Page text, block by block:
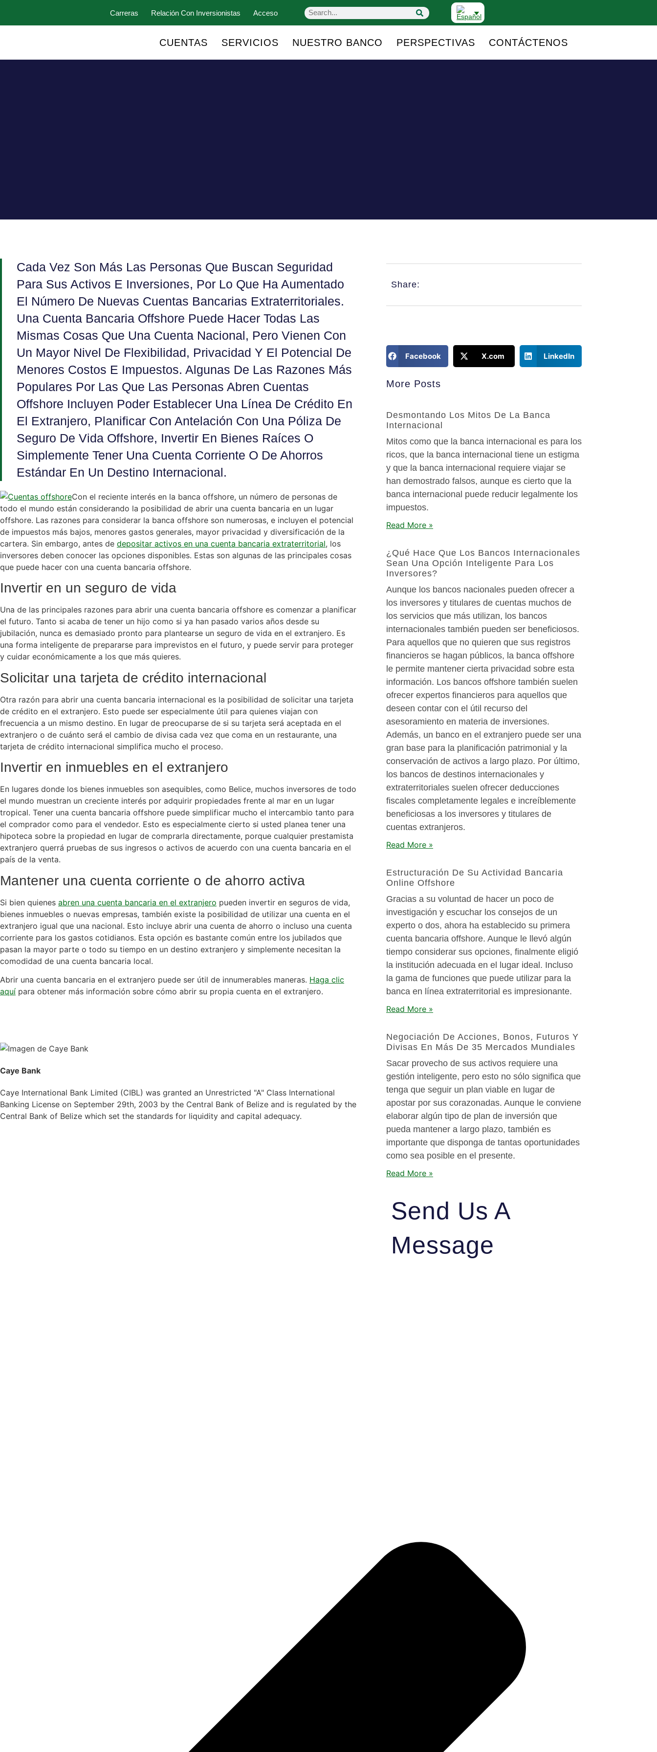
Carreras Relación Con Inversionistas Acceso
CUENTAS SERVICIOS NUESTRO BANCO PERSPECTIVAS CONTÁCTENOS
Cada Vez Son Más Las Personas Que Buscan Seguridad
Para Sus Activos E Inversiones, Por Lo Que Ha Aumentado
El Número De Nuevas Cuentas Bancarias Extraterritoriales.
Una Cuenta Bancaria Offshore Puede Hacer Todas Las
Mismas Cosas Que Una Cuenta Nacional, Pero Vienen Con
Un Mayor Nivel De Flexibilidad, Privacidad Y El Potencial De
Menores Costos E Impuestos. Algunas De Las Razones Más
Populares Por Las Que Las Personas Abren Cuentas
Offshore Incluyen Poder Establecer Una Línea De Crédito En
El Extranjero, Planificar Con Antelación Con Una Póliza De
Seguro De Vida Offshore, Invertir En Bienes Raíces O
Simplemente Tener Una Cuenta Corriente O De Ahorros
Estándar En Un Destino Internacional.
Con el reciente interés en la banca offshore, un número de personas de
todo el mundo están considerando la posibilidad de abrir una cuenta bancaria en un lugar
offshore. Las razones para considerar la banca offshore son numerosas, e incluyen el potencial
de impuestos más bajos, menores gastos generales, mayor privacidad y diversificación de la
cartera. Sin embargo, antes de depositar activos en una cuenta bancaria extraterritorial, los
inversores deben conocer las opciones disponibles. Estas son algunas de las principales cosas
que puede hacer con una cuenta bancaria offshore.
Invertir en un seguro de vida
Una de las principales razones para abrir una cuenta bancaria offshore es comenzar a planificar
el futuro. Tanto si acaba de tener un hijo como si ya han pasado varios años desde su
jubilación, nunca es demasiado pronto para plantearse un seguro de vida en el extranjero. Es
una forma inteligente de prepararse para imprevistos en el futuro, y puede servir para proteger
y cuidar económicamente a los que más quieres.
Solicitar una tarjeta de crédito internacional
Otra razón para abrir una cuenta bancaria internacional es la posibilidad de solicitar una tarjeta
de crédito en el extranjero. Esto puede ser especialmente útil para quienes viajan con
frecuencia a un mismo destino. En lugar de preocuparse de si su tarjeta será aceptada en el
extranjero o de cuánto será el cambio de divisa cada vez que coma en un restaurante, una
tarjeta de crédito internacional simplifica mucho el proceso.
Invertir en inmuebles en el extranjero
En lugares donde los bienes inmuebles son asequibles, como Belice, muchos inversores de todo
el mundo muestran un creciente interés por adquirir propiedades frente al mar en un lugar
tropical. Tener una cuenta bancaria offshore puede simplificar mucho el intercambio tanto para
el comprador como para el vendedor. Esto es especialmente cierto si usted planea tener una
hipoteca sobre la propiedad en lugar de comprarla directamente, porque cualquier prestamista
extranjero querrá pruebas de sus ingresos o activos de acuerdo con una cuenta bancaria en el
país de la venta.
Mantener una cuenta corriente o de ahorro activa
Si bien quienes abren una cuenta bancaria en el extranjero pueden invertir en seguros de vida,
bienes inmuebles o nuevas empresas, también existe la posibilidad de utilizar una cuenta en el
extranjero igual que una nacional. Esto incluye abrir una cuenta de ahorro o incluso una cuenta
corriente para los gastos cotidianos. Esta opción es bastante común entre los jubilados que
pasan la mayor parte o todo su tiempo en un destino extranjero y simplemente necesitan la
comodidad de una cuenta bancaria local.
Abrir una cuenta bancaria en el extranjero puede ser útil de innumerables maneras. Haga clic
aquí para obtener más información sobre cómo abrir su propia cuenta en el extranjero.
Caye Bank
Caye International Bank Limited (CIBL) was granted an Unrestricted "A" Class International
Banking License on September 29th, 2003 by the Central Bank of Belize and is regulated by the
Central Bank of Belize which set the standards for liquidity and capital adequacy.
Share:
Facebook X.com LinkedIn
More Posts
Desmontando Los Mitos De La Banca
Internacional
Mitos como que la banca internacional es para los
ricos, que la banca internacional tiene un estigma
y que la banca internacional requiere viajar se
han demostrado falsos, aunque es cierto que la
banca internacional puede reducir legalmente los
impuestos.
Read More »
¿Qué Hace Que Los Bancos Internacionales
Sean Una Opción Inteligente Para Los
Inversores?
Aunque los bancos nacionales pueden ofrecer a
los inversores y titulares de cuentas muchos de
los servicios que más utilizan, los bancos
internacionales también pueden ser beneficiosos.
Para aquellos que no quieren que sus registros
financieros se hagan públicos, la banca offshore
le permite mantener cierta privacidad sobre esta
información. Los bancos offshore también suelen
ofrecer expertos financieros para aquellos que
deseen contar con el útil recurso del
asesoramiento en materia de inversiones.
Además, un banco en el extranjero puede ser una
gran base para la planificación patrimonial y la
conservación de activos a largo plazo. Por último,
los bancos de destinos internacionales y
extraterritoriales suelen ofrecer deducciones
fiscales completamente legales e increíblemente
beneficiosas a los inversores y titulares de
cuentas extranjeros.
Read More »
Estructuración De Su Actividad Bancaria
Online Offshore
Gracias a su voluntad de hacer un poco de
investigación y escuchar los consejos de un
experto o dos, ahora ha establecido su primera
cuenta bancaria offshore. Aunque le llevó algún
tiempo considerar sus opciones, finalmente eligió
la institución adecuada en el lugar ideal. Incluso
la gama de funciones que puede utilizar para la
banca en línea extraterritorial es impresionante.
Read More »
Negociación De Acciones, Bonos, Futuros Y
Divisas En Más De 35 Mercados Mundiales
Sacar provecho de sus activos requiere una
gestión inteligente, pero esto no sólo significa que
tenga que seguir un plan viable en lugar de
apostar por sus corazonadas. Aunque le conviene
elaborar algún tipo de plan de inversión que
pueda mantener a largo plazo, también es
importante que disponga de tantas oportunidades
como sea posible en el presente.
Read More »
Send Us A
Message